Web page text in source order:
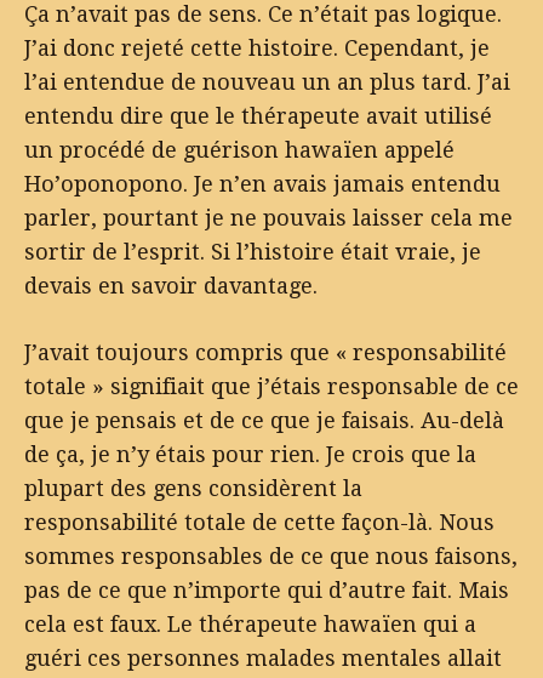
Ça n’avait pas de sens. Ce n’était pas logique.
J’ai donc rejeté cette histoire. Cependant, je
l’ai entendue de nouveau un an plus tard. J’ai
entendu dire que le thérapeute avait utilisé
un procédé de guérison hawaïen appelé
Ho’oponopono. Je n’en avais jamais entendu
parler, pourtant je ne pouvais laisser cela me
sortir de l’esprit. Si l’histoire était vraie, je
devais en savoir davantage.
J’avait toujours compris que « responsabilité
totale » signifiait que j’étais responsable de ce
que je pensais et de ce que je faisais. Au-delà
de ça, je n’y étais pour rien. Je crois que la
plupart des gens considèrent la
responsabilité totale de cette façon-là. Nous
sommes responsables de ce que nous faisons,
pas de ce que n’importe qui d’autre fait. Mais
cela est faux. Le thérapeute hawaïen qui a
guéri ces personnes malades mentales allait